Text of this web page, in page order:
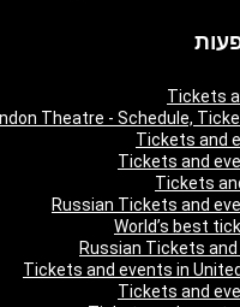
Tickets
Theatre - Schedule,
Tickets and
Tickets and
Tickets
Russian Tickets and
World’s best
Russian Tickets and
Tickets and events in
Tickets and